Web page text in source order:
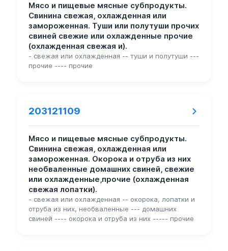
Мясо и пищевые мясные субпродукты.
Свинина свежая, охлажденная или
замороженная. Туши или полутуши прочих
свиней свежие или охлажденные прочие
(охлажденная свежая и).
- свежая или охлажденная -- туши и полутуши ---
прочие ---- прочие
203121109
Мясо и пищевые мясные субпродукты.
Свинина свежая, охлажденная или
замороженная. Окорока и отруба из них
необваленные домашних свиней, свежие
или охлажденные,прочие (охлажденная
свежая лопатки).
- свежая или охлажденная -- окорока, лопатки и
отруба из них, необваленные --- домашних
свиней ---- окорока и отруба из них ----- прочие